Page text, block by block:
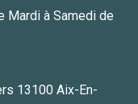
Mardi à Samedi de
13100 Aix-En-